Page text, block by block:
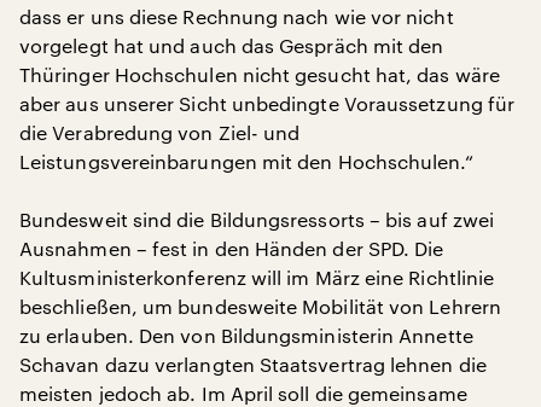
dass er uns diese Rechnung nach wie vor nicht
vorgelegt hat und auch das Gespräch mit den
Thüringer Hochschulen nicht gesucht hat, das wäre
aber aus unserer Sicht unbedingte Voraussetzung für
die Verabredung von Ziel- und
Leistungsvereinbarungen mit den Hochschulen.“
Bundesweit sind die Bildungsressorts – bis auf zwei
Ausnahmen – fest in den Händen der SPD. Die
Kultusministerkonferenz will im März eine Richtlinie
beschließen, um bundesweite Mobilität von Lehrern
zu erlauben. Den von Bildungsministerin Annette
Schavan dazu verlangten Staatsvertrag lehnen die
meisten jedoch ab. Im April soll die gemeinsame